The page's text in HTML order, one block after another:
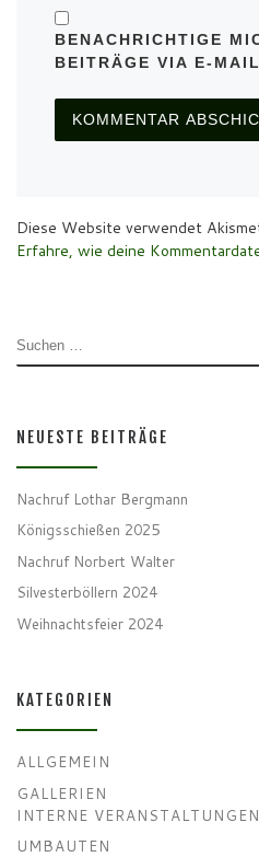
BENACHRICHTIGE
BEITRÄGE VIA E-
Diese Website verwendet
Erfahre, wie deine
SUCHE
NEUESTE BEITRÄGE
Nachruf Lothar Bergmann
Königsschießen 2025
Nachruf Norbert Walter
Silvesterböllern 2024
Weihnachtsfeier 2024
KATEGORIEN
ALLGEMEIN
GALLERIEN
INTERNE VERANSTALTUNGEN
UMBAUTEN